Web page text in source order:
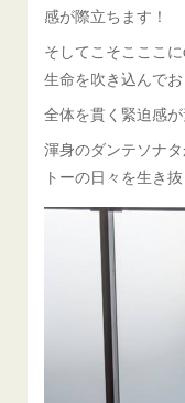
感が際立ちます！
そしてこそこここ
生命を吹き込んでお
全体を貫く緊迫感が
渾身のダンテソナ
トーの日々を生き